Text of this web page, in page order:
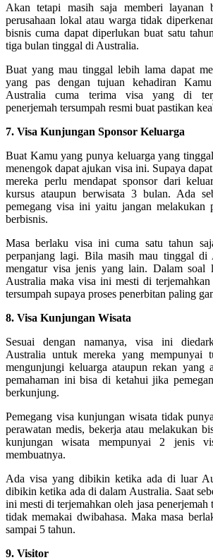
Akan tetapi masih saja memberi layanan
perusahaan lokal atau warga tidak
bisnis cuma dapat diperlukan buat satu
tiga bulan tinggal di Australia.
Buat yang mau tinggal lebih lama dapat
yang pas dengan tujuan kehadiran
Australia cuma terima visa yang di
penerjemah tersumpah resmi buat pastikan
7. Visa Kunjungan Sponsor Keluarga
Buat Kamu yang punya keluarga yang
menengok dapat ajukan visa ini. Supaya
mereka perlu mendapat sponsor dari
kursus ataupun berwisata 3 bulan. Ada
pemegang visa ini yaitu jangan melakukan
berbisnis.
Masa berlaku visa ini cuma satu tahun
perpanjang lagi. Bila masih mau tinggal di
mengatur visa jenis yang lain. Dalam soal
Australia maka visa ini mesti di terjemahkan
tersumpah supaya proses penerbitan paling
8. Visa Kunjungan Wisata
Sesuai dengan namanya, visa ini
Australia untuk mereka yang mempunyai
mengunjungi keluarga ataupun rekan yang
pemahaman ini bisa di ketahui jika
berkunjung.
Pemegang visa kunjungan wisata tidak
perawatan medis, bekerja atau melakukan
kunjungan wisata mempunyai 2 jenis
membuatnya.
Ada visa yang dibikin ketika ada di luar
dibikin ketika ada di dalam Australia. Saat
ini mesti di terjemahkan oleh jasa penerjemah
tidak memakai dwibahasa. Maka masa
sampai 5 tahun.
9. Visitor